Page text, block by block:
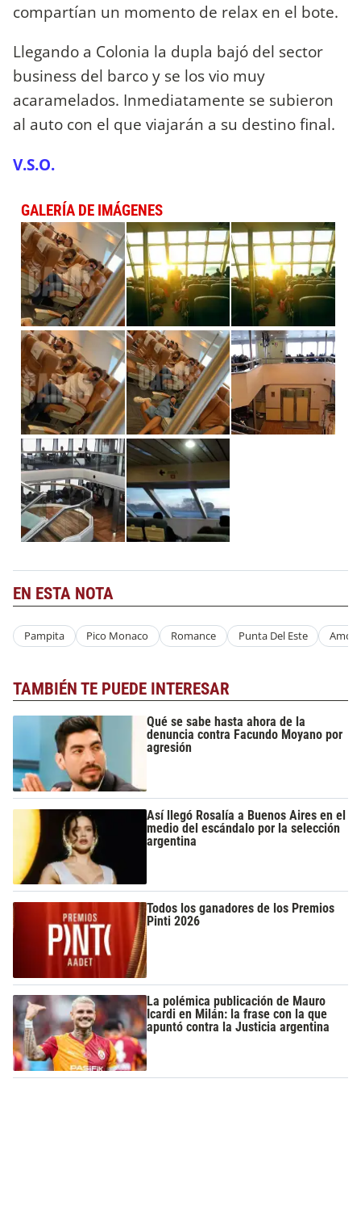
compartían un momento de relax en el bote.
Llegando a Colonia la dupla bajó del sector
business del barco y se los vio muy
acaramelados. Inmediatamente se subieron
al auto con el que viajarán a su destino final.
V.S.O.
GALERÍA DE IMÁGENES
EN ESTA NOTA
Pampita Pico Monaco Romance Punta Del Este Amor
TAMBIÉN TE PUEDE INTERESAR
Qué se sabe hasta ahora de la
denuncia contra Facundo Moyano por
agresión
Así llegó Rosalía a Buenos Aires en el
medio del escándalo por la selección
argentina
Todos los ganadores de los Premios
Pinti 2026
La polémica publicación de Mauro
Icardi en Milán: la frase con la que
apuntó contra la Justicia argentina